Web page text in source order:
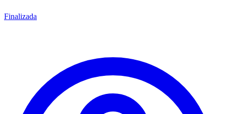
Finalizada